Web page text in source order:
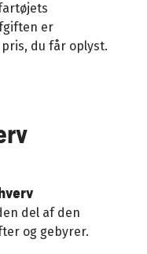
er
du får oplyst.
del af den
og gebyrer.